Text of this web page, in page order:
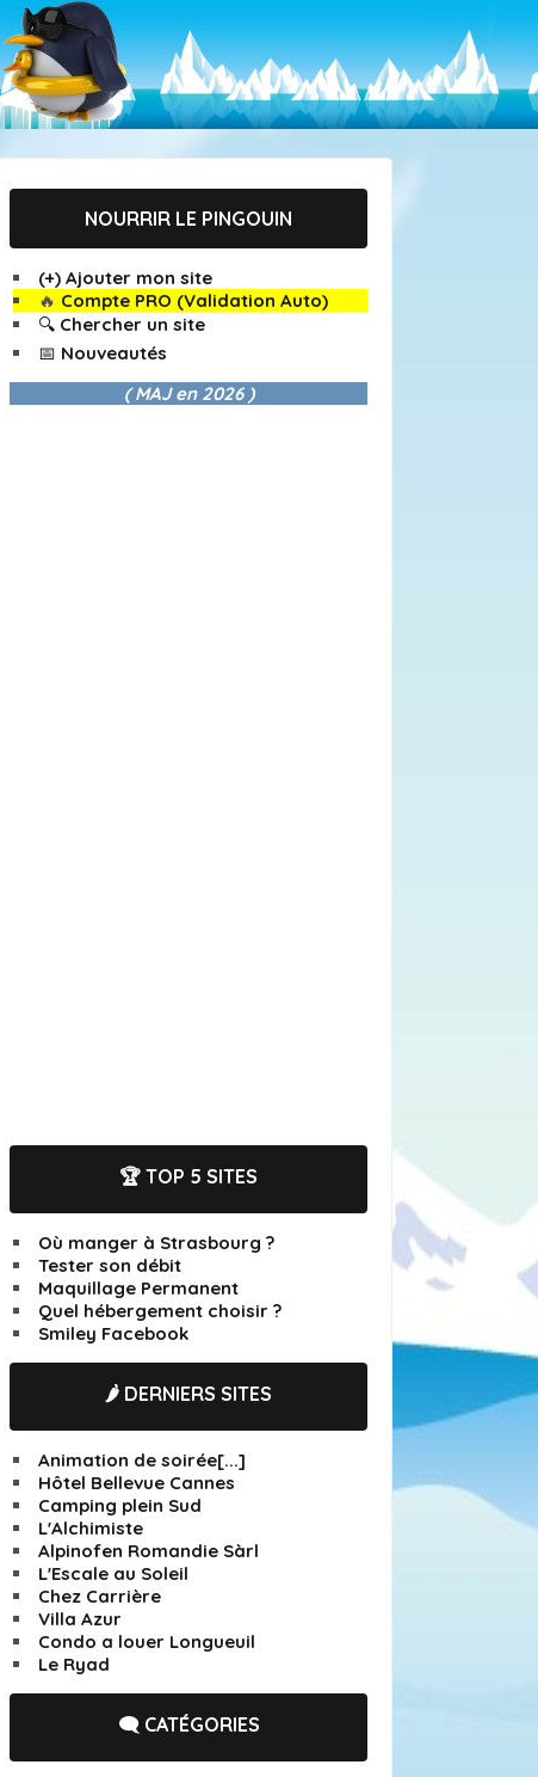
NOURRIR LE PINGOUIN
(+) Ajouter mon site
🔥 Compte PRO (Validation Auto)
🔍 Chercher un site
📅 Nouveautés
( MAJ en 2026 )
🏆 TOP 5 SITES
Où manger à Strasbourg ?
Tester son débit
Maquillage Permanent
Quel hébergement choisir ?
Smiley Facebook
🌶️ DERNIERS SITES
Animation de soirée[...]
Hôtel Bellevue Cannes
Camping plein Sud
L'Alchimiste
Alpinofen Romandie Sàrl
L'Escale au Soleil
Chez Carrière
Villa Azur
Condo a louer Longueuil
Le Ryad
🗨️ CATÉGORIES